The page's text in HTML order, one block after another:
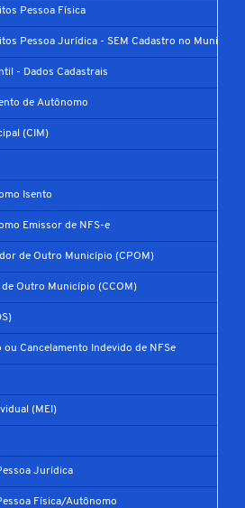
Pessoa Física
Pessoa Jurídica - SEM Cadastro no Município
- Dados Cadastrais
de Autônomo
(CIM)
Isento
Emissor de NFS-e
de Outro Município (CPOM)
Outro Município (CCOM)
ou Cancelamento Indevido de NFSe
(MEI)
Jurídica
Física/Autônomo